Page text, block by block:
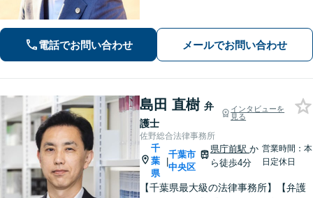
電話でお問い合わせ メールでお問い合わせ
島田 直樹 弁
護士
インタビューを
見る
佐野総合法律事務所
千
葉
県
|
千葉市
中央区
県庁前駅か
ら徒歩4分
営業時間：本
日定休日
【千葉県最大級の法律事務所】【弁護